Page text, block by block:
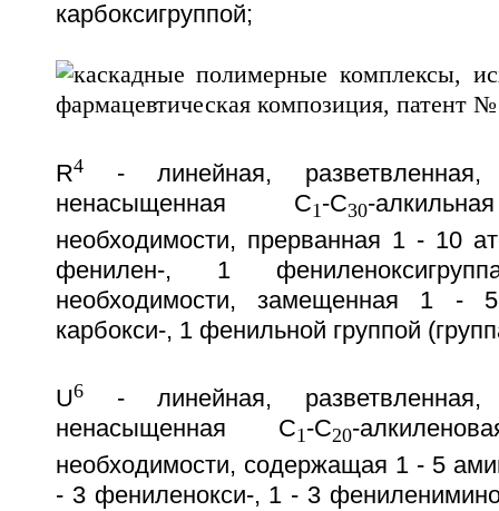
карбоксигруппой;
R4- линейная,
ненасыщенная C1 -C30-
необходимости, прерванная 1 - 10
фенилен-, 1
необходимости, замещенная 1 -
карбокси-, 1 фенильной группой
U6- линейная,
ненасыщенная C1-C20-
необходимости, содержащая 1 - 5
- 3 фениленокси-, 1 - 3